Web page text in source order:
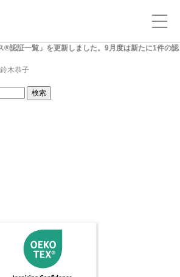
®認証一覧」を更新しました。9月度は新たに1件の認
鈴木恭子
検索